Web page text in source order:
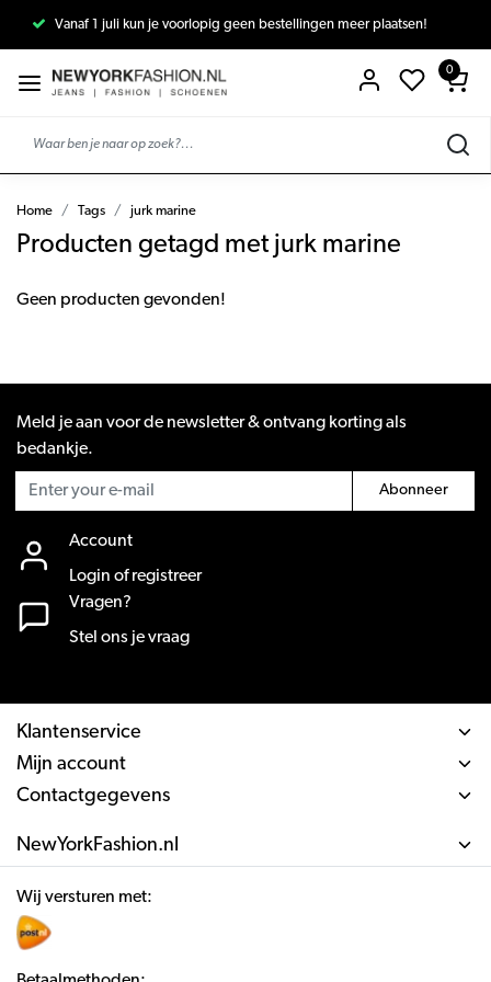
Vanaf 1 juli kun je voorlopig geen bestellingen meer plaatsen!
0
Home Tags jurk marine
Producten getagd met jurk marine
Geen producten gevonden!
Meld je aan voor de newsletter & ontvang korting als
bedankje.
Abonneer
Account
Login of registreer
Vragen?
Stel ons je vraag
Klantenservice
Mijn account
Contactgegevens
NewYorkFashion.nl
Wij versturen met: